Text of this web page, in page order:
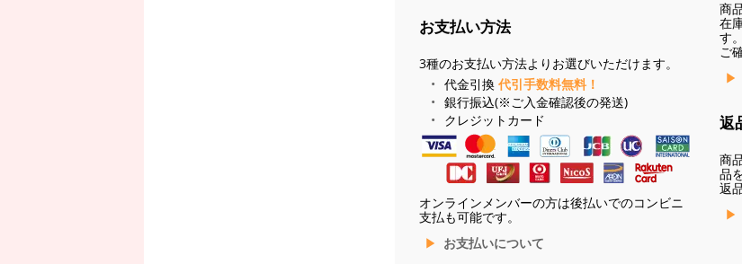
お支払い方法
3種のお支払い方法よりお選びいただけます。
代金引換 代引手数料無料！
銀行振込(※ご入金確認後の発送)
クレジットカード
オンラインメンバーの方は後払いでのコンビニ
支払も可能です。
お支払いについて
商
在
す
ご
返
商
品
返